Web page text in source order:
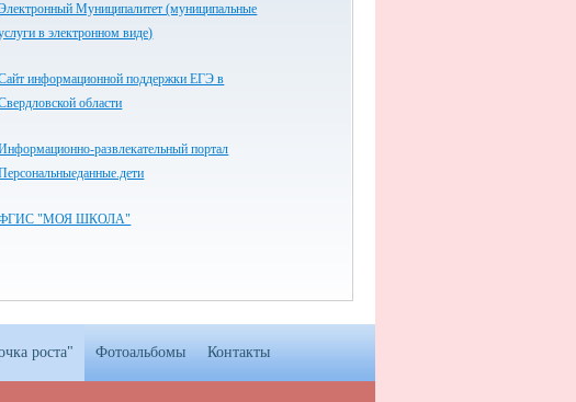
Муниципалитет (муниципальные
в электронном виде)
информационной поддержки ЕГЭ в
области
развлекательный портал
"МОЯ ШКОЛА"
роста" Фотоальбомы Контакты